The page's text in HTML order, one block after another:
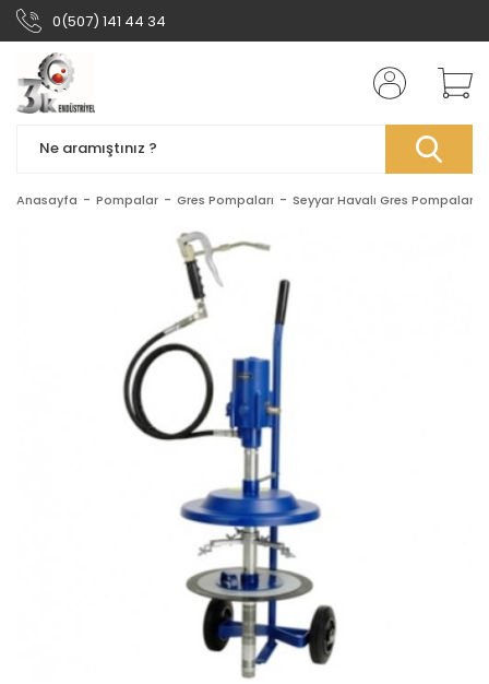
0(507) 141 44 34
Anasayfa Pompalar Gres Pompaları Seyyar Havalı Gres Pompaları